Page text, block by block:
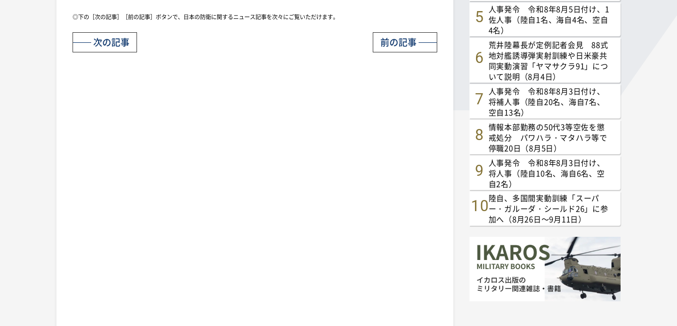
◎下の［次の記事］［前の記事］ボタンで、日本の防衛に関するニュース記事を次々にご覧いただけます。
前の記事
次の記事
人事発令 令和8年8月5日付け、1
佐人事（陸自1名、海自4名、空自
4名）
荒井陸幕長が定例記者会見 88式
地対艦誘導弾実射訓練や日米豪共
同実動演習「ヤマサクラ91」につ
いて説明（8月4日）
人事発令 令和8年8月3日付け、
将補人事（陸自20名、海自7名、
空自13名）
情報本部勤務の50代3等空佐を懲
戒処分 パワハラ・マタハラ等で
停職20日（8月5日）
人事発令 令和8年8月3日付け、
将人事（陸自10名、海自6名、空
自2名）
陸自、多国間実動訓練「スーパ
ー・ガルーダ・シールド26」に参
加へ（8月26日～9月11日）